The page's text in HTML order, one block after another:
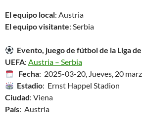
El equipo local: Austria
El equipo visitante: Serbia
Evento, juego de fútbol de la Liga
UEFA: Austria – Serbia
Fecha: 2025-03-20, Jueves, 20
Estadio: Ernst Happel Stadion
Ciudad: Viena
País: Austria